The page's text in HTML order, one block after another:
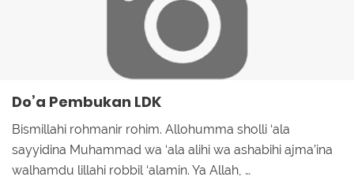
Do’a Pembukan LDK
Bismillahi rohmanir rohim. Allohumma sholli ‘ala
sayyidina Muhammad wa ‘ala alihi wa ashabihi ajma’ina
walhamdu lillahi robbil ‘alamin. Ya Allah, …